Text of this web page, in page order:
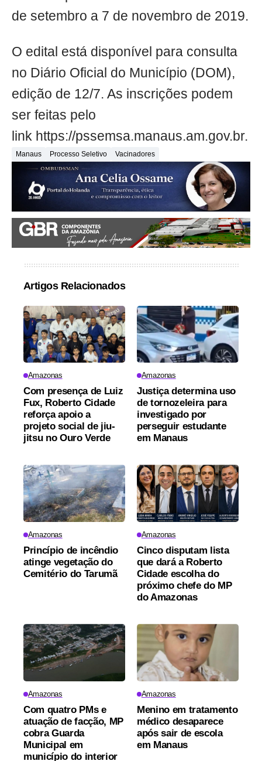
de setembro a 7 de novembro de 2019.
O edital está disponível para consulta
no Diário Oficial do Município (DOM),
edição de 12/7. As inscrições podem
ser feitas pelo
link https://pssemsa.manaus.am.gov.br.
Manaus Processo Seletivo Vacinadores
Artigos Relacionados
Amazonas
Com presença de Luiz
Fux, Roberto Cidade
reforça apoio a
projeto social de jiu-
jitsu no Ouro Verde
Amazonas
Justiça determina uso
de tornozeleira para
investigado por
perseguir estudante
em Manaus
Amazonas
Princípio de incêndio
atinge vegetação do
Cemitério do Tarumã
Amazonas
Cinco disputam lista
que dará a Roberto
Cidade escolha do
próximo chefe do MP
do Amazonas
Amazonas
Com quatro PMs e
atuação de facção, MP
cobra Guarda
Municipal em
município do interior
Amazonas
Menino em tratamento
médico desaparece
após sair de escola
em Manaus